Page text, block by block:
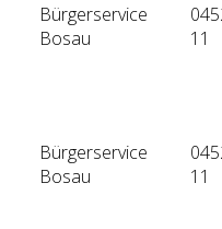
Bürgerservice
Bosau
11
Bürgerservice
Bosau
11